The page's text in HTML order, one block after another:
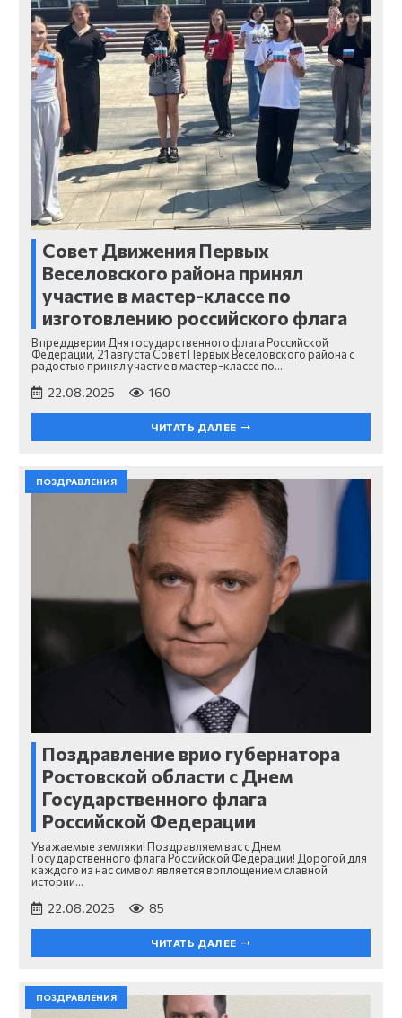
Совет Движения Первых
Веселовского района принял
участие в мастер-классе по
изготовлению российского флага
В преддверии Дня государственного флага Российской
Федерации, 21 августа Совет Первых Веселовского района с
радостью принял участие в мастер-классе по…
22.08.2025 160
ЧИТАТЬ ДАЛЕЕ
ПОЗДРАВЛЕНИЯ
Поздравление врио губернатора
Ростовской области с Днем
Государственного флага
Российской Федерации
Уважаемые земляки! Поздравляем вас с Днем
Государственного флага Российской Федерации! Дорогой для
каждого из нас символ является воплощением славной
истории…
22.08.2025 85
ЧИТАТЬ ДАЛЕЕ
ПОЗДРАВЛЕНИЯ